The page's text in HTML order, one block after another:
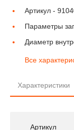
Артикул -
Параметры
Диаметр
Все
Характеристики
Артикул